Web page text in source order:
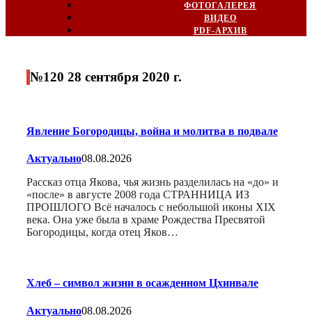
ФОТОГАЛЕРЕЯ
ВИДЕО
PDF-АРХИВ
№120 28 сентября 2020 г.
Явление Богородицы, война и молитва в подвале
Актуально08.08.2026
Рассказ отца Якова, чья жизнь разделилась на «до» и
«после» в августе 2008 года СТРАННИЦА ИЗ
ПРОШЛОГО Всё началось с небольшой иконы XIX
века. Она уже была в храме Рождества Пресвятой
Богородицы, когда отец Яков…
Хлеб – символ жизни в осажденном Цхинвале
Актуально08.08.2026